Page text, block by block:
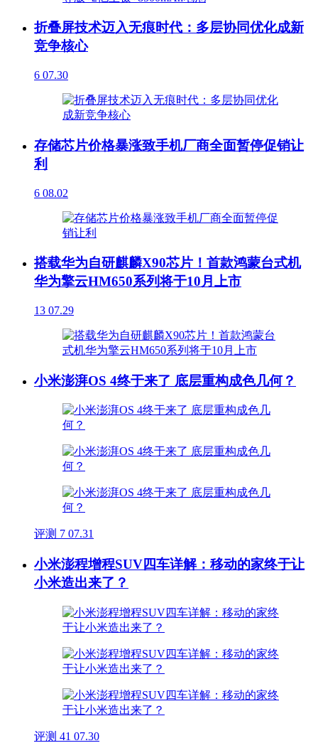
折叠屏技术迈入无痕时代：多层协同优化成新
竞争核心
6 07.30
存储芯片价格暴涨致手机厂商全面暂停促销让
利
6 08.02
搭载华为自研麒麟X90芯片！首款鸿蒙台式机
华为擎云HM650系列将于10月上市
13 07.29
小米澎湃OS 4终于来了 底层重构成色几何？
评测 7 07.31
小米澎程增程SUV四车详解：移动的家终于让
小米造出来了？
评测 41 07.30